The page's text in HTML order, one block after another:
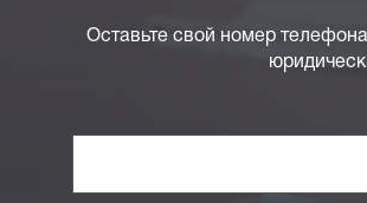
Оставьте свой номер